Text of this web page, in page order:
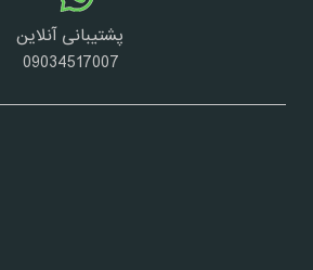
پشتیبانی آنلاین
09034517007